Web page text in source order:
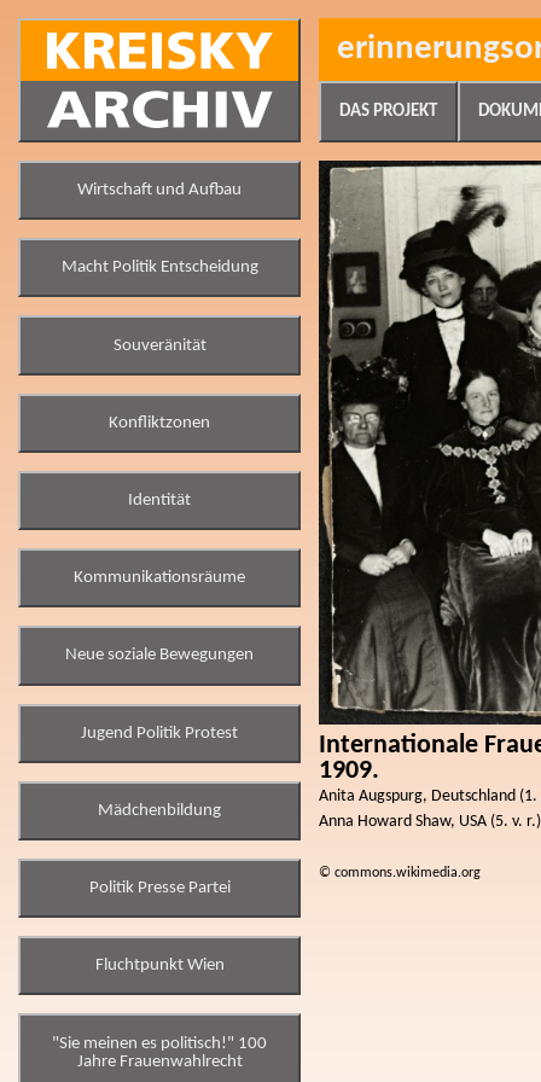
DAS PROJEKT
Wirtschaft und Aufbau
Macht Politik Entscheidung
Souveränität
Konfliktzonen
Identität
Kommunikationsräume
Neue soziale Bewegungen
Jugend Politik Protest
Mädchenbildung
Politik Presse Partei
Fluchtpunkt Wien
"Sie meinen es politisch!" 100
Jahre Frauenwahlrecht
Internationale
1909.
Anita Augspurg, Deutschland
Anna Howard Shaw, USA (5. v.
© commons.wikimedia.org